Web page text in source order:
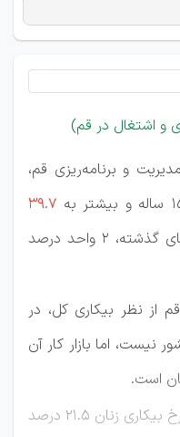
و اشتغال در قم)
و برنامه‌ریزی قم،
۳۹.۷
رسیده که نسبت به سال‌های گذشته، ۲ واحد درصد
از نظر بیکاری کل، در
نیست، اما بازار کار آن
است.
و نرخ بیکاری زنان ۲۱.۵ درصد